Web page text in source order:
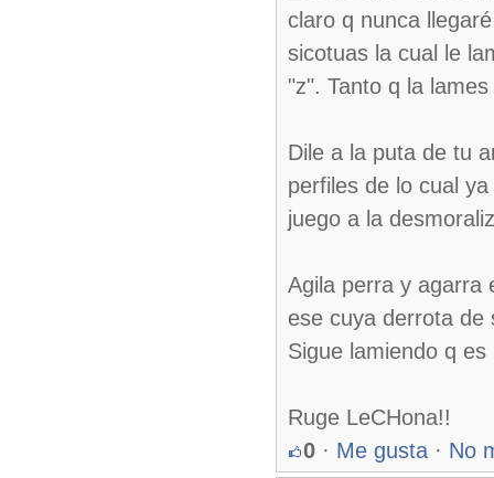
claro q nunca
sicotuas la cual le
"z". Tanto q la
Dile a la puta de tu
perfiles de lo cual
juego a la
Agila perra y agarra
ese cuya derrota de
Sigue lamiendo q
Ruge LeCHona!!
0 · Me gusta · No